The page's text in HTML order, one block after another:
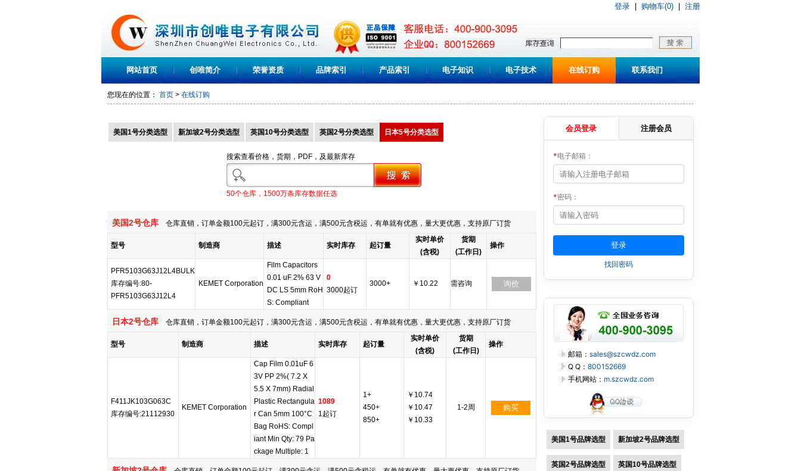
登录 购物车(0) 注册
网站首页 创唯简介 荣誉资质 品牌索引 产品索引 电子知识 电子技术 在线订购 联系我们
您现在的位置： 首页 > 在线订购
美国1号分类选型 新加坡2号分类选型 英国10号分类选型 英国2号分类选型 日本5号分类选型
搜索查看价格，货期，PDF，及最新库存
50个仓库，1500万条库存数据任选
美国2号仓库 仓库直销，订单金额100元起订，满300元含运，满500元含税运，有单就有优惠，量大更优惠，支持原厂订货
型号 制造商 描述 实时库存 起订量
实时单价
(含税)
货期
(工作日)
操作
PFR5103G63J12L4BULK
库存编号:80-
PFR5103G63J12L4
KEMET Corporation
Film Capacitors
0.01 uF 2% 63 V
DC LS 5mm RoH
S: Compliant
0
3000起订
3000+ ￥10.22 需咨询 询价
日本2号仓库 仓库直销，订单金额100元起订，满300元含运，满500元含税运，有单就有优惠，量大更优惠，支持原厂订货
型号 制造商 描述 实时库存 起订量
实时单价
(含税)
货期
(工作日)
操作
F411JK103G063C
库存编号:21112930
KEMET Corporation
Cap Film 0.01uF 6
3V PP 2%( 7.2 X
5.5 X 7mm) Radial
Plastic Rectangula
r Can 5mm 100°C
Bag RoHS: Compl
iant Min Qty: 79 Pa
ckage Multiple: 1
1089
1起订
1+
450+
850+
￥10.74
￥10.47
￥10.33
1-2周 购买
会员登录 注册会员
*电子邮箱：
*密码：
找回密码
邮箱： sales@szcwdz.com
Q Q： 800152669
手机网站： m.szcwdz.com
美国1号品牌选型 新加坡2号品牌选型
英国2号品牌选型 英国10号品牌选型